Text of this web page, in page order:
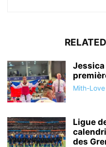
Jessica
Mith-
Ligue
des